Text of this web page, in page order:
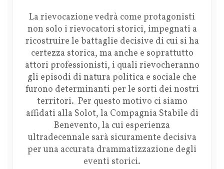
La rievocazione vedrà come protagonisti
non solo i rievocatori storici, impegnati a
ricostruire le battaglie decisive di cui si ha
certezza storica, ma anche e soprattutto
attori professionisti, i quali rievocheranno
gli episodi di natura politica e sociale che
furono determinanti per le sorti dei nostri
territori. Per questo motivo ci siamo
affidati alla Solot, la Compagnia Stabile di
Benevento, la cui esperienza
ultradecennale sarà sicuramente decisiva
per una accurata drammatizzazione degli
eventi storici.